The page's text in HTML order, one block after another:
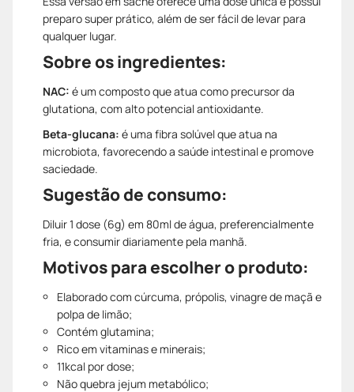
preparo super prático, além de ser fácil de levar para
qualquer lugar.
Sobre os ingredientes:
NAC: é um composto que atua como precursor da
glutationa, com alto potencial antioxidante.
Beta-glucana: é uma fibra solúvel que atua na
microbiota, favorecendo a saúde intestinal e promove
saciedade.
Sugestão de consumo:
Diluir 1 dose (6g) em 80ml de água, preferencialmente
fria, e consumir diariamente pela manhã.
Motivos para escolher o produto:
Elaborado com cúrcuma, própolis, vinagre de maçã e
polpa de limão;
Contém glutamina;
Rico em vitaminas e minerais;
11kcal por dose;
Não quebra jejum metabólico;